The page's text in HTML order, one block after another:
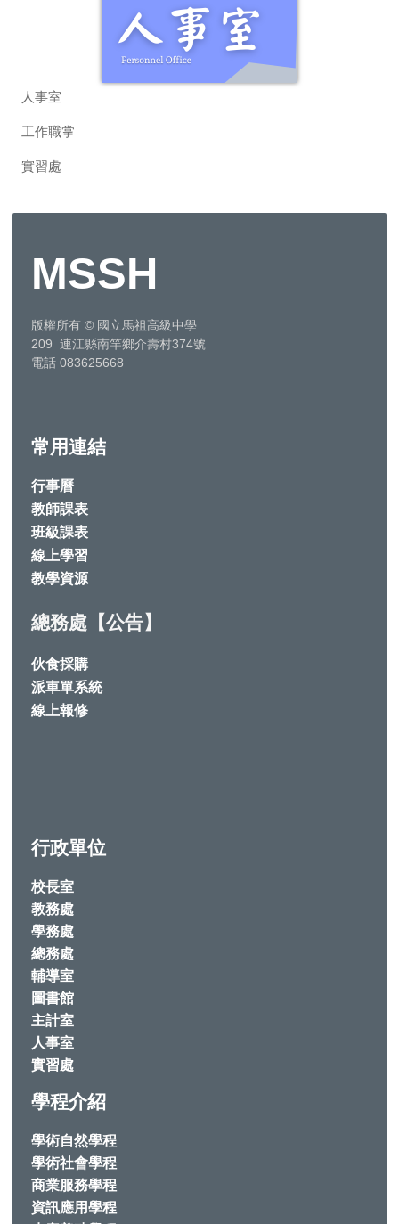
人事室
工作職掌
實習處
MSSH
版權所有 © 國立馬祖高級中學
209 連江縣南竿鄉介壽村374號
電話 083625668
常用連結
行事曆
教師課表
班級課表
線上學習
教學資源
總務處【公告】
伙食採購
派車單系統
線上報修
行政單位
校長室
教務處
學務處
總務處
輔導室
圖書館
主計室
人事室
實習處
學程介紹
學術自然學程
學術社會學程
商業服務學程
資訊應用學程